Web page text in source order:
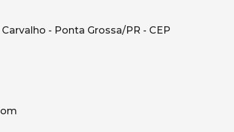
- Ponta Grossa/PR - CEP